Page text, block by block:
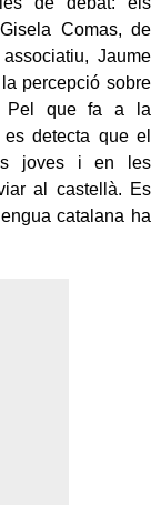
Comas, de
Jaume
percepció sobre
Pel que fa a la
detecta que el
joves i en les
al castellà. Es
catalana ha